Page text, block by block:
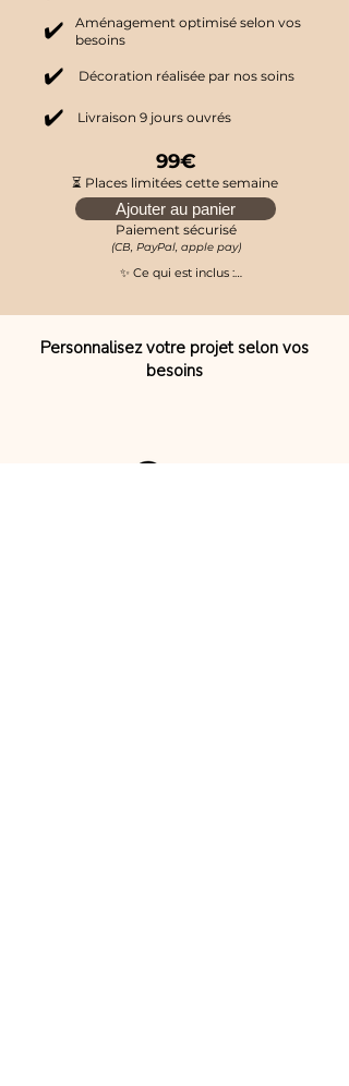
✔️
Aménagement optimisé selon vos
besoins
Décoration réalisée par nos soins
✔️
Livraison 9 jours ouvrés
✔️
99€
⏳ Places limitées cette semaine
Ajouter au panier
Paiement sécurisé
(CB, PayPal, apple pay)
✨ Ce qui est inclus :
•Organisation fonctionnelle de l’espace (coin
nuit, bureau, rangement…)
•Décoration imaginée entièrement par nos
Personnalisez votre projet selon vos
besoins